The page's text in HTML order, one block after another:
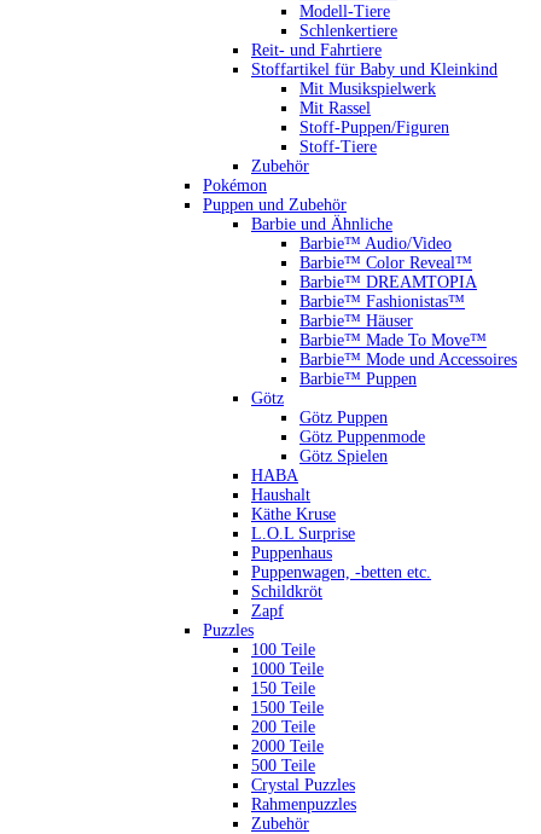
Modell-Tiere
Schlenkertiere
Reit- und Fahrtiere
Stoffartikel für Baby und Kleinkind
Mit Musikspielwerk
Mit Rassel
Stoff-Puppen/Figuren
Stoff-Tiere
Zubehör
Pokémon
Puppen und Zubehör
Barbie und Ähnliche
Barbie™ Audio/Video
Barbie™ Color Reveal™
Barbie™ DREAMTOPIA
Barbie™ Fashionistas™
Barbie™ Häuser
Barbie™ Made To Move™
Barbie™ Mode und Accessoires
Barbie™ Puppen
Götz
Götz Puppen
Götz Puppenmode
Götz Spielen
HABA
Haushalt
Käthe Kruse
L.O.L Surprise
Puppenhaus
Puppenwagen, -betten etc.
Schildkröt
Zapf
Puzzles
100 Teile
1000 Teile
150 Teile
1500 Teile
200 Teile
2000 Teile
500 Teile
Crystal Puzzles
Rahmenpuzzles
Zubehör